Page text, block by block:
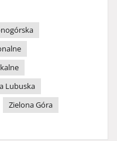
Lubuska
Zielona Góra